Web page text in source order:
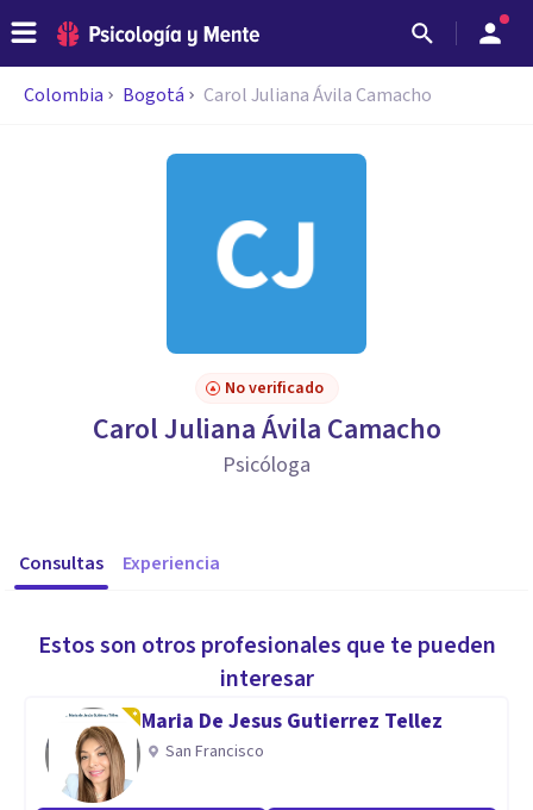
Colombia Bogotá Carol Juliana Ávila Camacho
No verificado
Carol Juliana Ávila Camacho
Psicóloga
Consultas Experiencia
Estos son otros profesionales que te pueden
interesar
Maria De Jesus Gutierrez Tellez
San Francisco